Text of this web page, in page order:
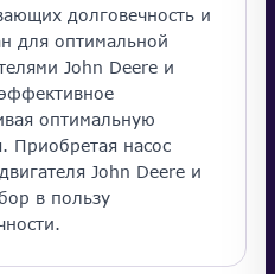
долговечность и
для оптимальной
John Deere и
оптимальную
Приобретая насос
John Deere и
в пользу